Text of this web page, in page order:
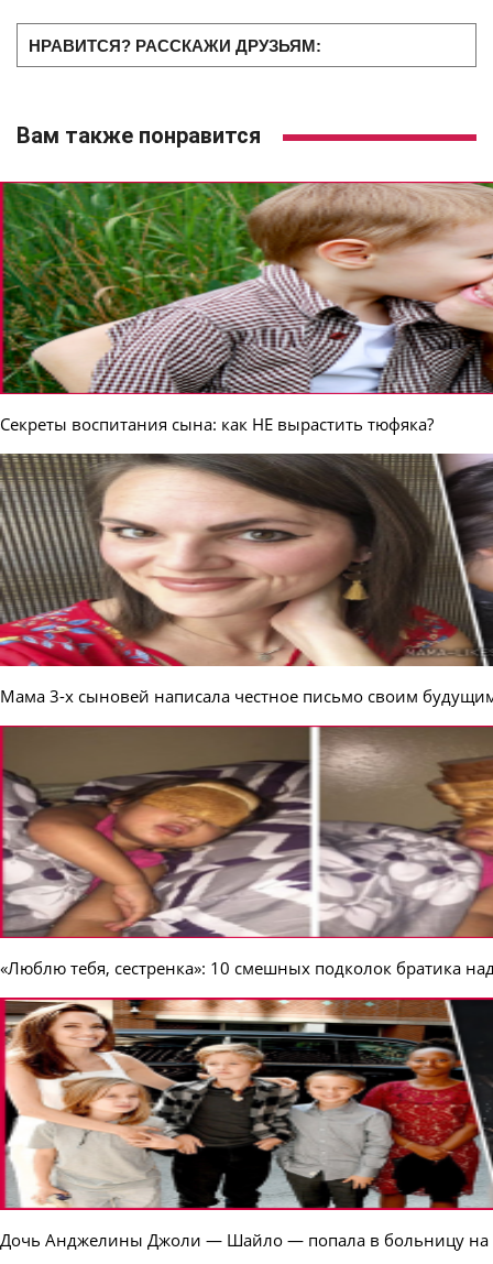
НРАВИТСЯ? РАССКАЖИ ДРУЗЬЯМ:
Вам также понравится
Секреты воспитания сына: как НЕ вырастить тюфяка?
Мама 3-х сыновей написала честное письмо своим
«Люблю тебя, сестренка»: 10 смешных подколок братика
Дочь Анджелины Джоли — Шайло — попала в больницу на